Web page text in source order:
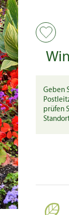
Geben
prüfen